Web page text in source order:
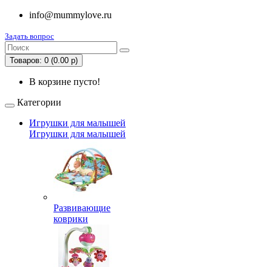
info@mummylove.ru
Задать вопрос
Товаров: 0 (0.00 р)
В корзине пусто!
Категории
Игрушки для малышей
Игрушки для малышей
Развивающие
коврики